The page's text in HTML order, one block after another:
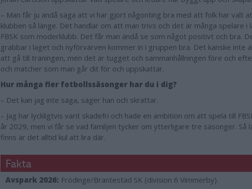
– Man får ju ändå säga att vi har gjort någonting bra med att folk har valt
klubben så länge. Det handlar om att man trivs och det är många spelare i
FBSK som moderklubb. Det får man ändå se som något positivt och bra.
grabbar i laget och nyförvärven kommer in i gruppen bra. Det kanske inte
att gå till träningen, men det är tugget och sammanhållningen före och
och matcher som man går dit för och uppskattar.
Hur många fler fotbollssäsonger har du i dig?
– Det kan jag inte säga, säger han och skrattar.
– Jag har lyckligtvis varit skadefri och hade en ambition om att spela till
år 2029, men vi får se vad familjen tycker om ytterligare tre säsonger. Så
finns är det alltid kul att lira där.
Fakta
Avspark 2026: Frödinge/Brantestad SK (division 6 Vimmerby).